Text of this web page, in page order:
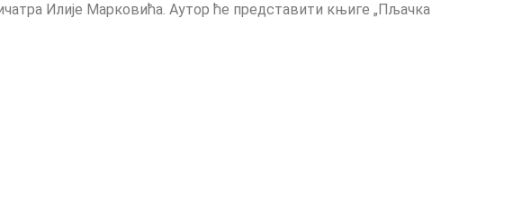
Илије Марковића. Аутор ће представити књиге „Пљачка